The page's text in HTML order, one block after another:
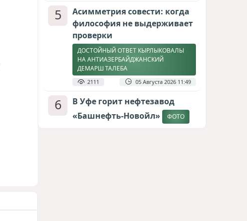
5
Асимметрия совести: когда
философия не выдерживает
проверки
ДОСТОЙНЫЙ ОТВЕТ КЫРЛЫКОВАЛЫ
НА АНТИАЗЕРБАЙДЖАНСКИЙ
ДЕМАРШ ТАЛЕБА
2111 05 Августа 2026 11:49
6
В Уфе горит нефтезавод
«Башнефть-Новойл»
ФОТО